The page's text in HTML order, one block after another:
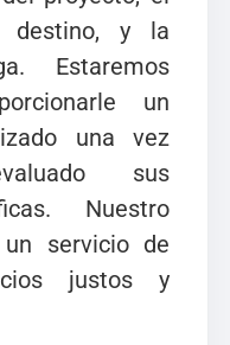
destino, y la
Estaremos
un
una vez
sus
Nuestro
servicio de
justos y